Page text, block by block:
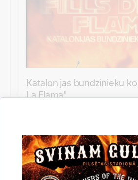
Katalonijas bundzinieku
La Flama"
Koncerts
Datums
12. novembris, 2022